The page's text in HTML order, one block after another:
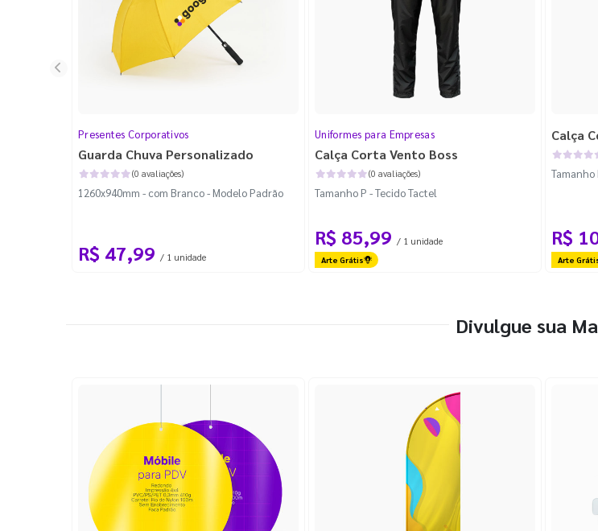
Presentes Corporativos
Guarda Chuva Personalizado
(0 avaliações)
1260x940mm - com Branco - Modelo Padrão
R$ 47,99 / 1 unidade
Uniformes para Empresas
Calça Corta Vento Boss
(0 avaliações)
Tamanho P - Tecido Tactel
R$ 85,99 / 1 unidade
Arte Grátis
Calça
Tamanho
R$
Arte
Divulgue sua